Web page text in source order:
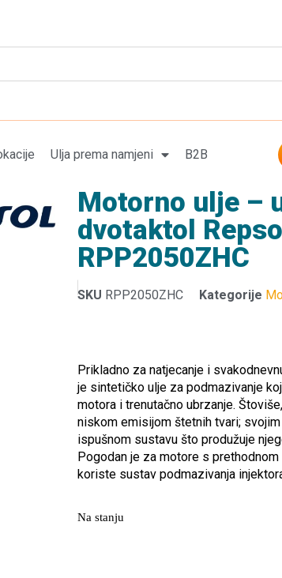
Ulja prema namjeni B2B
Motorno ulje –
dvotaktol
RPP2050ZHC
SKU RPP2050ZHC Kategorije
Prikladno za natjecanje i
je sintetičko ulje za podmazivanje
motora i trenutačno ubrzanje.
niskom emisijom štetnih tvari;
ispušnom sustavu što produžuje
Pogodan je za motore s
koriste sustav podmazivanja
Na stanju